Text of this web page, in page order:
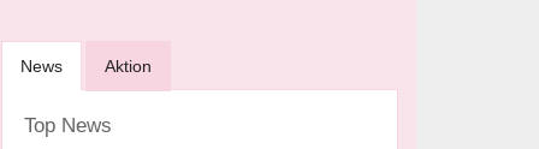
News Aktion
Top News